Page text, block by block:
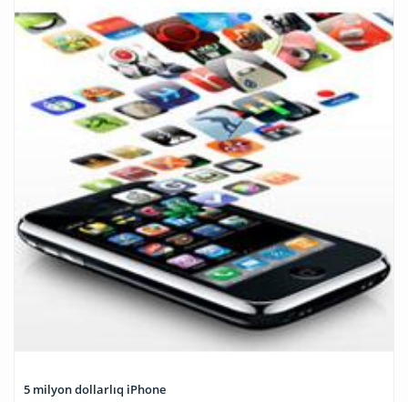
5 milyon dollarlıq iPhone